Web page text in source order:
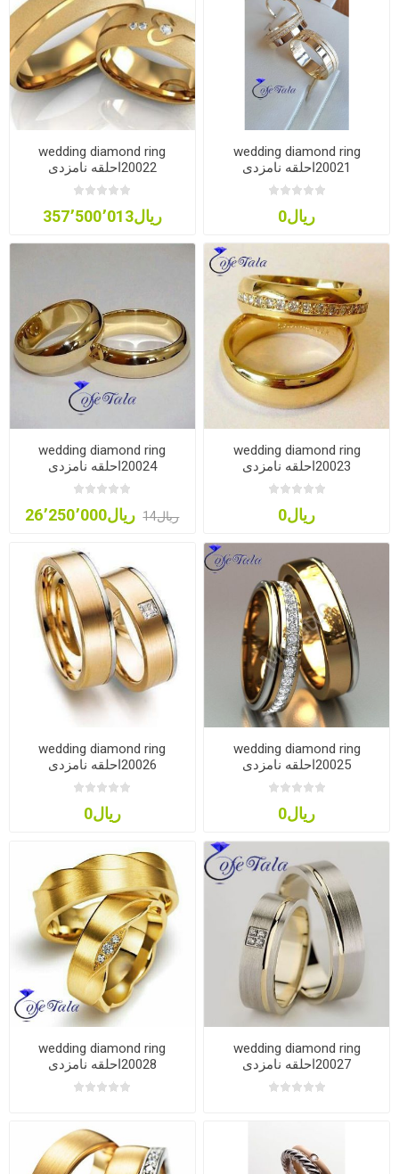
wedding diamond ring
20021احلقه نامزدی
ریال0
wedding diamond ring
20022احلقه نامزدی
ریال357٬500٬013
wedding diamond ring
20023احلقه نامزدی
ریال0
wedding diamond ring
20024احلقه نامزدی
ریال14 ریال26٬250٬000
wedding diamond ring
20025احلقه نامزدی
ریال0
wedding diamond ring
20026احلقه نامزدی
ریال0
wedding diamond ring
20027احلقه نامزدی
wedding diamond ring
20028احلقه نامزدی